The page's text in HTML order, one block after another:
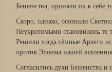
Бешенства, приняли их к себе
Скоро, однако, осознали
Неукротимыми становились те
Решили тогда тёмные Арлеги
против Элоима нашей
Согласились духи Бешенства